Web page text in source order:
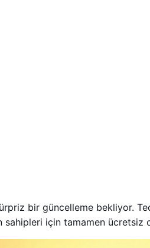
bir güncelleme bekliyor.
sahipleri için tamamen ücretsiz